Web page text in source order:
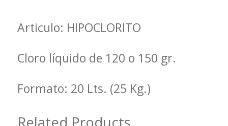
Articulo: HIPOCLORITO
Cloro líquido de 120 o 150 gr.
Formato: 20 Lts. (25 Kg.)
Related Products